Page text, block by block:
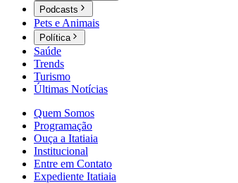
Podcasts
Pets e Animais
Política
Saúde
Trends
Turismo
Últimas Notícias
Quem Somos
Programação
Ouça a Itatiaia
Institucional
Entre em Contato
Expediente Itatiaia